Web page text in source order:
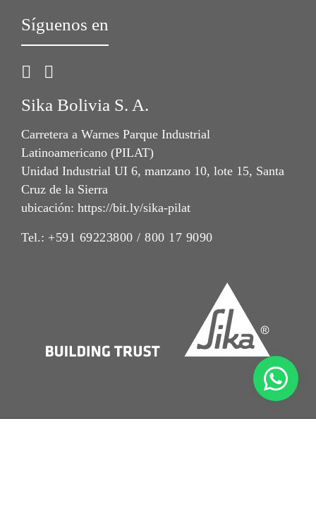
Síguenos en
Sika Bolivia S. A.
Carretera a Warnes Parque Industrial
Latinoamericano (PILAT)
Unidad Industrial UI 6, manzano 10, lote 15, Santa
Cruz de la Sierra
ubicación: https://bit.ly/sika-pilat
Tel.: +591 69223800 / 800 17 9090